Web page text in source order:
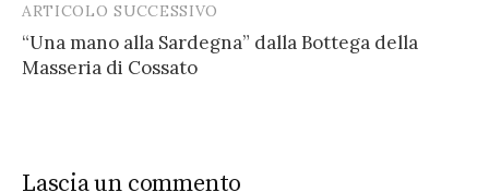
ARTICOLO SUCCESSIVO
“Una mano alla Sardegna” dalla Bottega della
Masseria di Cossato
Lascia un commento